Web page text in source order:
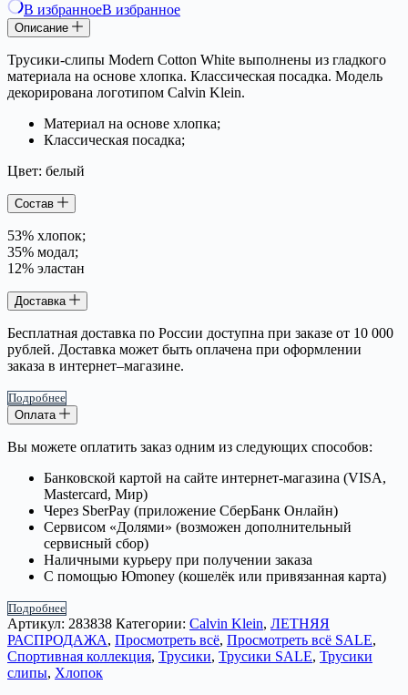
В избранноеВ избранное
Описание
Трусики-слипы Modern Cotton White выполнены из гладкого
материала на основе хлопка. Классическая посадка. Модель
декорирована логотипом Calvin Klein.
Материал на основе хлопка;
Классическая посадка;
Цвет: белый
Состав
53% хлопок;
35% модал;
12% эластан
Доставка
Бесплатная доставка по России доступна при заказе от 10 000
рублей. Доставка может быть оплачена при оформлении
заказа в интернет–магазине.
Подробнее
Оплата
Вы можете оплатить заказ одним из следующих способов:
Банковской картой на сайте интернет-магазина (VISA,
Mastercard, Мир)
Через SberPay (приложение СберБанк Онлайн)
Сервисом «Долями» (возможен дополнительный
сервисный сбор)
Наличными курьеру при получении заказа
С помощью Юmoney (кошелёк или привязанная карта)
Подробнее
Артикул: 283838 Категории: Calvin Klein, ЛЕТНЯЯ
РАСПРОДАЖА, Просмотреть всё, Просмотреть всё SALE,
Спортивная коллекция, Трусики, Трусики SALE, Трусики
слипы, Хлопок